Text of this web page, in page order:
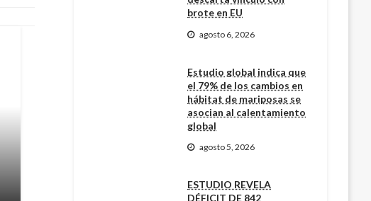
brote en EU
agosto 6, 2026
Estudio global indica que
el 79% de los cambios en
hábitat de mariposas se
asocian al calentamiento
global
agosto 5, 2026
ESTUDIO REVELA
DÉFICIT DE 842